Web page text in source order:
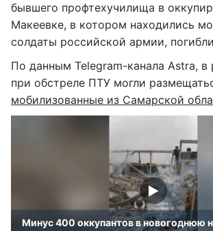
бывшего профтехучилища в
Макеевке, в котором находились
солдаты российской армии,
По данным Telegram-канала Astra, в
при обстреле ПТУ могли
мобилизованные из Самарской
Минус 400 оккупантов в новогоднюю